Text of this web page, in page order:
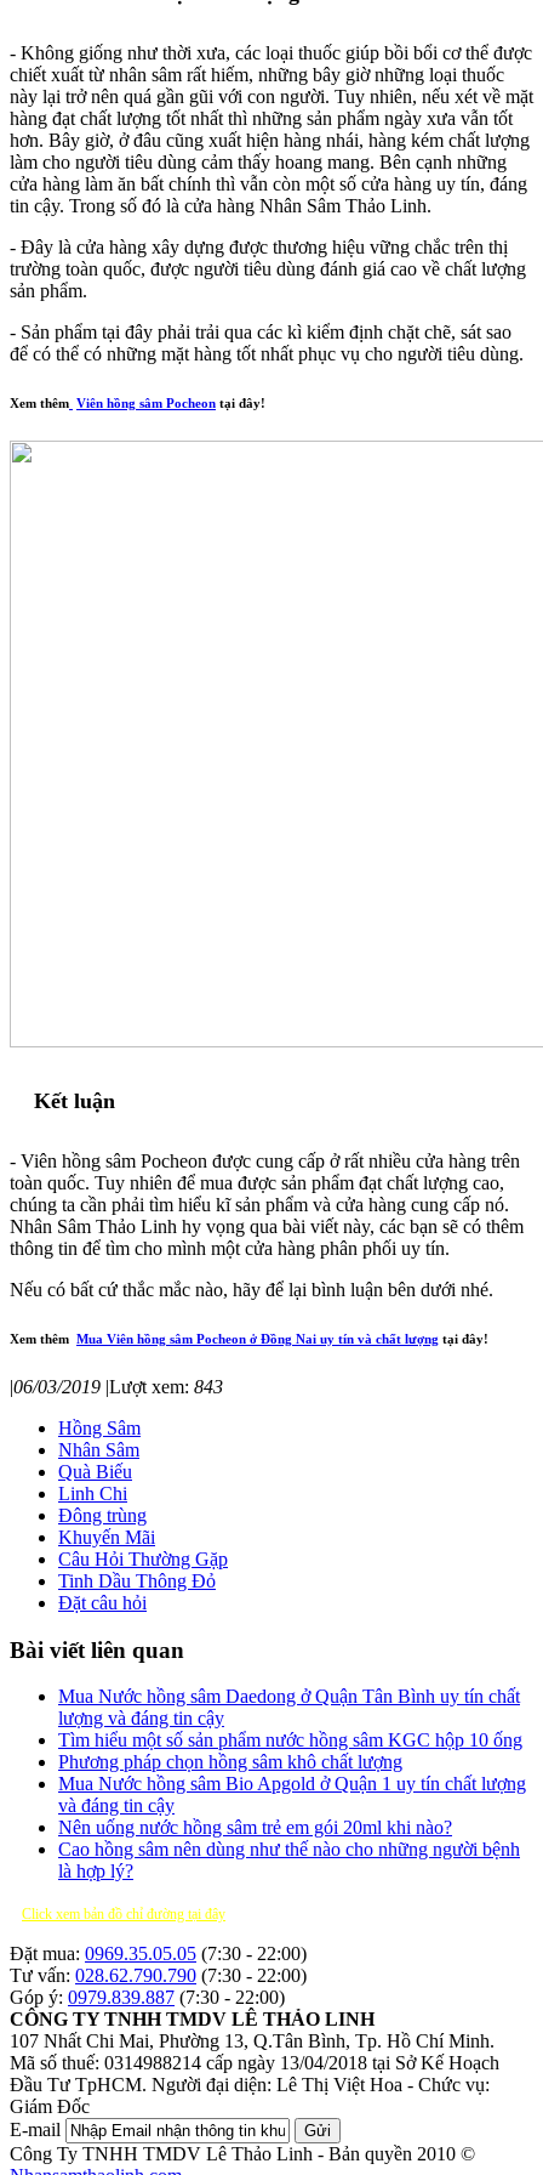
- Không giống như thời xưa, các loại thuốc giúp bồi bổi cơ thể được
chiết xuất từ nhân sâm rất hiếm, những bây giờ những loại thuốc
này lại trở nên quá gần gũi với con người. Tuy nhiên, nếu xét về mặt
hàng đạt chất lượng tốt nhất thì những sản phẩm ngày xưa vẫn tốt
hơn. Bây giờ, ở đâu cũng xuất hiện hàng nhái, hàng kém chất lượng
làm cho người tiêu dùng cảm thấy hoang mang. Bên cạnh những
cửa hàng làm ăn bất chính thì vẫn còn một số cửa hàng uy tín, đáng
tin cậy. Trong số đó là cửa hàng Nhân Sâm Thảo Linh.
- Đây là cửa hàng xây dựng được thương hiệu vững chắc trên thị
trường toàn quốc, được người tiêu dùng đánh giá cao về chất lượng
sản phẩm.
- Sản phẩm tại đây phải trải qua các kì kiểm định chặt chẽ, sát sao
để có thể có những mặt hàng tốt nhất phục vụ cho người tiêu dùng.
Xem thêm Viên hồng sâm Pocheon tại đây!
Kết luận
- Viên hồng sâm Pocheon được cung cấp ở rất nhiều cửa hàng trên
toàn quốc. Tuy nhiên để mua được sản phẩm đạt chất lượng cao,
chúng ta cần phải tìm hiểu kĩ sản phẩm và cửa hàng cung cấp nó.
Nhân Sâm Thảo Linh hy vọng qua bài viết này, các bạn sẽ có thêm
thông tin để tìm cho mình một cửa hàng phân phối uy tín.
Nếu có bất cứ thắc mắc nào, hãy để lại bình luận bên dưới nhé.
Xem thêm Mua Viên hồng sâm Pocheon ở Đồng Nai uy tín và chất lượng tại đây!
|06/03/2019 |Lượt xem: 843
Hồng Sâm
Nhân Sâm
Quà Biếu
Linh Chi
Đông trùng
Khuyến Mãi
Câu Hỏi Thường Gặp
Tinh Dầu Thông Đỏ
Đặt câu hỏi
Bài viết liên quan
Mua Nước hồng sâm Daedong ở Quận Tân Bình uy tín chất
lượng và đáng tin cậy
Tìm hiểu một số sản phẩm nước hồng sâm KGC hộp 10 ống
Phương pháp chọn hồng sâm khô chất lượng
Mua Nước hồng sâm Bio Apgold ở Quận 1 uy tín chất lượng
và đáng tin cậy
Nên uống nước hồng sâm trẻ em gói 20ml khi nào?
Cao hồng sâm nên dùng như thế nào cho những người bệnh
là hợp lý?
Click xem bản đồ chỉ đường tại đây
Đặt mua: 0969.35.05.05 (7:30 - 22:00)
Tư vấn: 028.62.790.790 (7:30 - 22:00)
Góp ý: 0979.839.887 (7:30 - 22:00)
CÔNG TY TNHH TMDV LÊ THẢO LINH
107 Nhất Chi Mai, Phường 13, Q.Tân Bình, Tp. Hồ Chí Minh.
Mã số thuế: 0314988214 cấp ngày 13/04/2018 tại Sở Kế Hoạch
Đầu Tư TpHCM. Người đại diện: Lê Thị Việt Hoa - Chức vụ:
Giám Đốc
E-mail
Gửi
Công Ty TNHH TMDV Lê Thảo Linh - Bản quyền 2010 ©